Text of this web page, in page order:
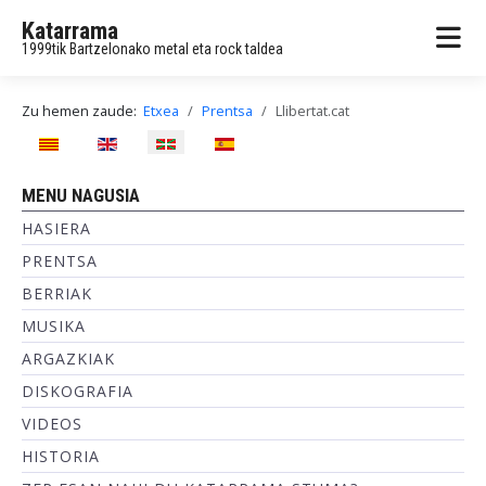
Katarrama
1999tik Bartzelonako metal eta rock taldea
Zu hemen zaude: Etxea Prentsa Llibertat.cat
Hautatu hizkuntza
MENU NAGUSIA
HASIERA
PRENTSA
BERRIAK
MUSIKA
ARGAZKIAK
DISKOGRAFIA
VIDEOS
HISTORIA